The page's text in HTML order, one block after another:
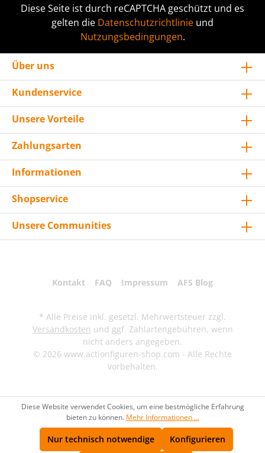
Diese Seite ist durch reCAPTCHA geschützt und es
gelten die Datenschutzrichtlinie und
Nutzungsbedingungen.
Über uns
Kundenservice
Unsere Vorteile
Zahlungsarten
Informationen
Shopservice
Unsere Communities
Kontakt FAQ Impressum AFS Blog
* Alle Preise inkl. gesetzl. Mehrwertsteuer zzgl.
Versandkosten und ggf. Zahlartengebühren, wenn
nicht anders angegeben.
© 2026 www.actionfiguren-shop.com - Alle Rechte
vorbehalten.
Diese Website verwendet Cookies, um eine bestmögliche Erfahrung
bieten zu können. Mehr Informationen ...
Nur technisch notwendige Konfigurieren